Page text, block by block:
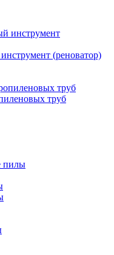
(реноватор)
труб
пилы